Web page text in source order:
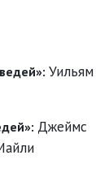
Уильям
Джеймс